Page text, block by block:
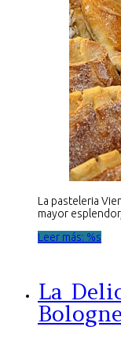
La pasteleria
mayor
Leer más: %s
La